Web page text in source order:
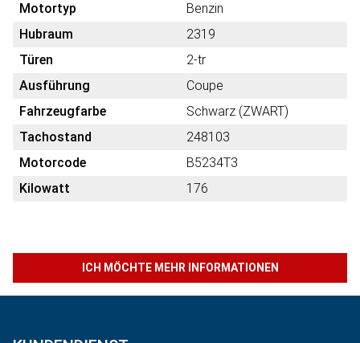
Motortyp
Benzin
Hubraum
2319
Türen
2-tr
Ausführung
Coupe
Fahrzeugfarbe
Schwarz (ZWART)
Tachostand
248103
Motorcode
B5234T3
Kilowatt
176
ICH MÖCHTE MEHR INFORMATIONEN